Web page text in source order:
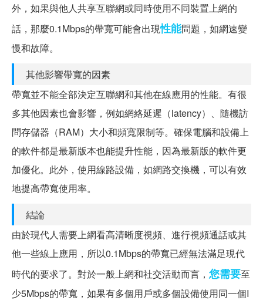
外，如果與他人共享互聯網或同時使用不同裝置上網的
話，那麼0.1Mbps的帶寬可能會出現性能問題，如網速變
慢和故障。
其他影響帶寬的因素
帶寬並不能全部決定互聯網和其他在線應用的性能。有很
多其他因素也會影響，例如網絡延遲（latency）、隨機訪
問存儲器（RAM）大小和頻寬限制等。確保電腦和設備上
的軟件都是最新版本也能提升性能，因為最新版的軟件更
加優化。此外，使用線路設備，如網路交換機，可以有效
地提高帶寬使用率。
結論
由於現代人需要上網看高清晰度視頻、進行視頻通話或其
他一些線上應用，所以0.1Mbps的帶寬已經無法滿足現代
時代的要求了。對於一般上網和社交活動而言， 您需要至
少5Mbps的帶寬，如果有多個用戶或多個設備使用同一個I